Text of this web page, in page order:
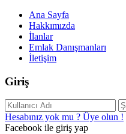
Ana Sayfa
Hakkımızda
İlanlar
Emlak Danışmanları
İletişim
Giriş
Hesabınız yok mu ? Üye olun !
Facebook ile giriş yap